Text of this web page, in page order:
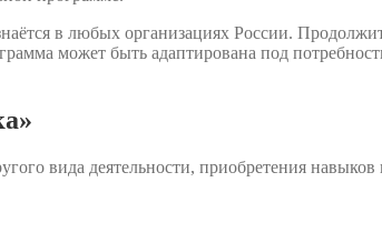
в любых организациях России.
может быть адаптирована под
вида деятельности, приобретения